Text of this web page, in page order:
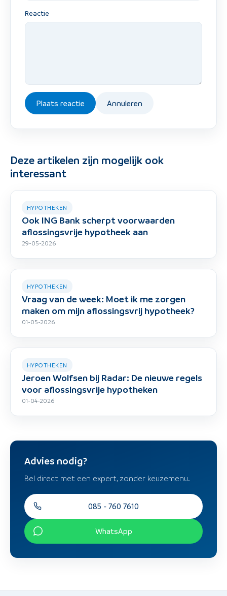
Reactie
Plaats reactie Annuleren
Deze artikelen zijn mogelijk ook
interessant
HYPOTHEKEN
Ook ING Bank scherpt voorwaarden
aflossingsvrije hypotheek aan
29-05-2026
HYPOTHEKEN
Vraag van de week: Moet ik me zorgen
maken om mijn aflossingsvrij hypotheek?
01-05-2026
HYPOTHEKEN
Jeroen Wolfsen bij Radar: De nieuwe regels
voor aflossingsvrije hypotheken
01-04-2026
Advies nodig?
Bel direct met een expert, zonder keuzemenu.
085 - 760 7610
WhatsApp